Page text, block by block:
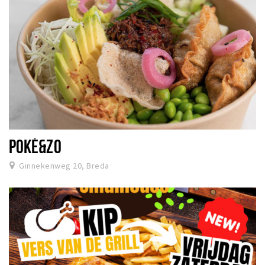
POKÉ&ZO
Ginnekenweg 20, Breda